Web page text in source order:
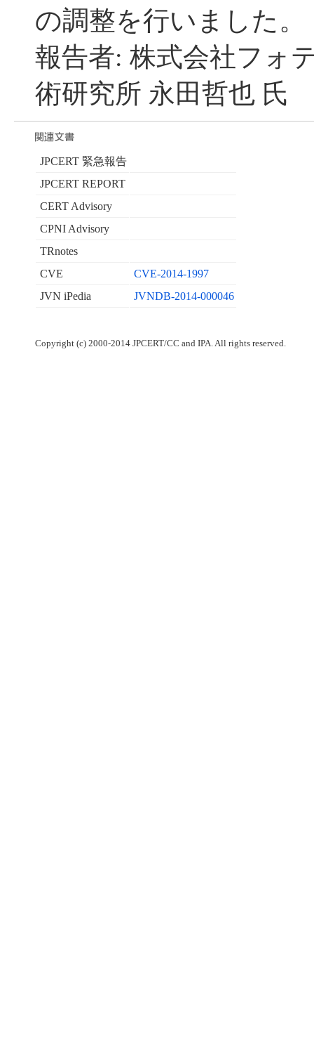
の調整を行いました。
報告者: 株式会社フォ
術研究所 永田哲也 氏
JPCERT 緊急報告
JPCERT REPORT
CERT Advisory
CPNI Advisory
TRnotes
CVE
CVE-2014-1997
JVN iPedia
JVNDB-2014-000046
Copyright (c) 2000-2014 JPCERT/CC and IPA. All rights reserved.